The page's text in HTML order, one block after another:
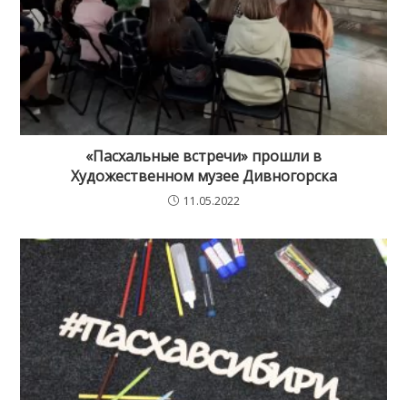
«Пасхальные встречи» прошли в
Художественном музее Дивногорска
11.05.2022